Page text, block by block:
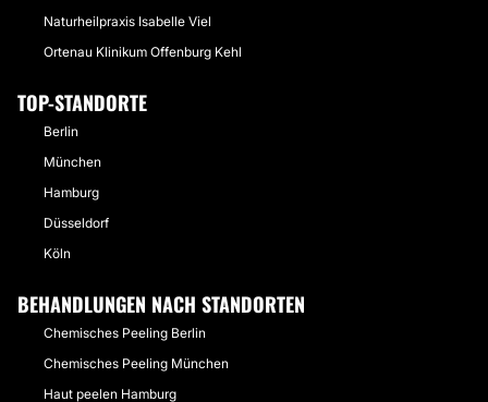
Naturheilpraxis Isabelle Viel
Ortenau Klinikum Offenburg Kehl
TOP-STANDORTE
Berlin
München
Hamburg
Düsseldorf
Köln
BEHANDLUNGEN NACH STANDORTEN
Chemisches Peeling Berlin
Chemisches Peeling München
Haut peelen Hamburg